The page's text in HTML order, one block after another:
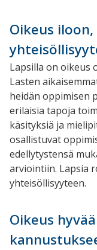
Oikeus
Lapsilla on oikeus
Lasten
heidän oppimisen
erilaisia tapoja
käsityksiä ja
osallistuvat
edellytystensä
arviointiin. Lapsia
yhteisöllisyyteen.
Oikeus